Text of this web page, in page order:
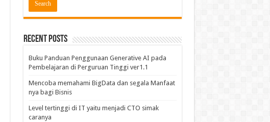
Recent Posts
Buku Panduan Penggunaan Generative AI pada
Pembelajaran di Perguruan Tinggi ver1.1
Mencoba memahami BigData dan segala Manfaat
nya bagi Bisnis
Level tertinggi di IT yaitu menjadi CTO simak
caranya